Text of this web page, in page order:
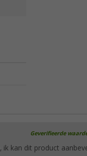
Geverifieerde
, ik kan dit product